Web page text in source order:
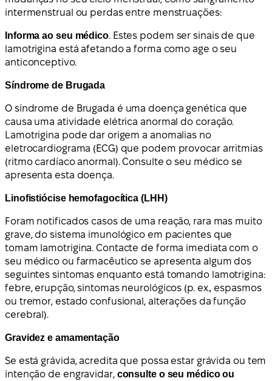
intermenstrual ou perdas entre menstruações:
Informa ao seu médico. Estes podem ser sinais de que
lamotrigina está afetando a forma como age o seu
anticonceptivo.
Síndrome de Brugada
O síndrome de Brugada é uma doença genética que
causa uma atividade elétrica anormal do coração.
Lamotrigina pode dar origem a anomalias no
eletrocardiograma (ECG) que podem provocar arritmias
(ritmo cardíaco anormal). Consulte o seu médico se
apresenta esta doença.
Linofistiócise hemofagocítica (LHH)
Foram notificados casos de uma reação, rara mas muito
grave, do sistema imunológico em pacientes que
tomam lamotrigina. Contacte de forma imediata com o
seu médico ou farmacêutico se apresenta algum dos
seguintes sintomas enquanto está tomando lamotrigina:
febre, erupção, sintomas neurológicos (p. ex., espasmos
ou tremor, estado confusional, alterações da função
cerebral).
Gravidez e amamentação
Se está grávida, acredita que possa estar grávida ou tem
intenção de engravidar, consulte o seu médico ou